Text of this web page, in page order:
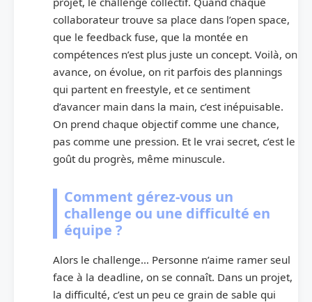
collaborateur trouve sa place dans l’open space,
que le feedback fuse, que la montée en
compétences n’est plus juste un concept. Voilà, on
avance, on évolue, on rit parfois des plannings
qui partent en freestyle, et ce sentiment
d’avancer main dans la main, c’est inépuisable.
On prend chaque objectif comme une chance,
pas comme une pression. Et le vrai secret, c’est le
goût du progrès, même minuscule.
Comment gérez-vous un
challenge ou une difficulté en
équipe ?
Alors le challenge… Personne n’aime ramer seul
face à la deadline, on se connaît. Dans un projet,
la difficulté, c’est un peu ce grain de sable qui